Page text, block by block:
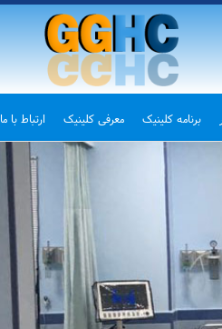
برنامه کلینیک معرفی کلینیک ارتباط با ما